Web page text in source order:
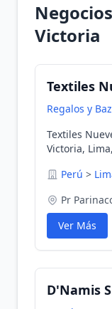
Victoria
Textiles
Regalos y
Textiles
Victoria,
Perú >
Pr
Ver Más
D'Namis